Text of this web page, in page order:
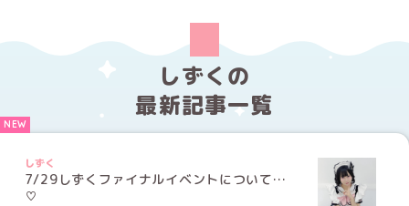
しずくの
最新記事一覧
しずく
7/29しずくファイナルイベントについて…
♡